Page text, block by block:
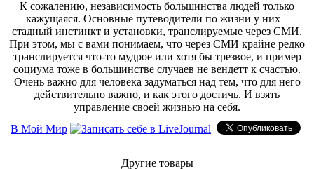
К сожалению, независимость большинства людей только
кажущаяся. Основные путеводители по жизни у них –
стадный инстинкт и установки, транслируемые через СМИ.
При этом, мы с вами понимаем, что через СМИ крайне редко
транслируется что-то мудрое или хотя бы трезвое, и пример
социума тоже в большинстве случаев не вендетт к счастью.
Очень важно для человека задуматься над тем, что для него
действительно важно, и как этого достичь. И взять
управление своей жизнью на себя.
В Мой Мир
Другие товары